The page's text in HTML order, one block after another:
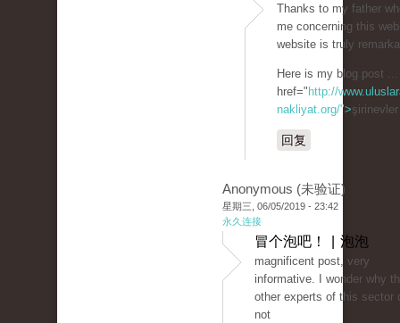
Thanks to my father
me concerning this
website is truly
Here is my blog post
href=" http://
nakliyat.org/">
回复
Anonymous (未验证)
星期三, 06/05/2019 - 23:42
永久连接
冒个泡吧！ | 泡泡
magnificent post, very
informative. I wonder why
other experts of this sector
not